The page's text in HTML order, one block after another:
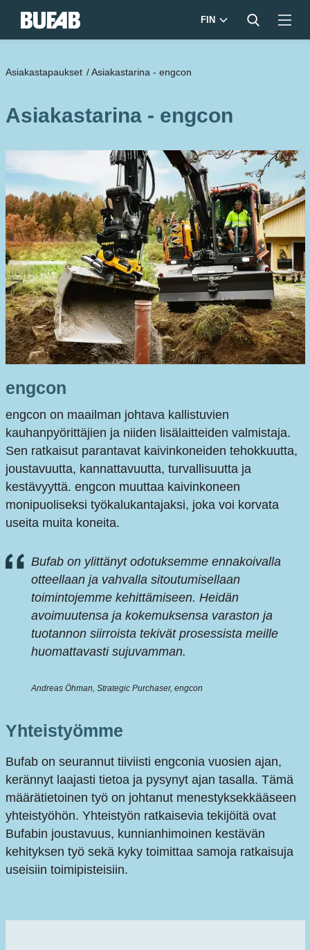
FIN
Asiakastapaukset /Asiakastarina - engcon
Asiakastarina - engcon
engcon
engcon on maailman johtava kallistuvien
kauhanpyörittäjien ja niiden lisälaitteiden valmistaja.
Sen ratkaisut parantavat kaivinkoneiden tehokkuutta,
joustavuutta, kannattavuutta, turvallisuutta ja
kestävyyttä. engcon muuttaa kaivinkoneen
monipuoliseksi työkalukantajaksi, joka voi korvata
useita muita koneita.
Bufab on ylittänyt odotuksemme ennakoivalla
otteellaan ja vahvalla sitoutumisellaan
toimintojemme kehittämiseen. Heidän
avoimuutensa ja kokemuksensa varaston ja
tuotannon siirroista tekivät prosessista meille
huomattavasti sujuvamman.
Andreas Öhman, Strategic Purchaser, engcon
Yhteistyömme
Bufab on seurannut tiiviisti engconia vuosien ajan,
kerännyt laajasti tietoa ja pysynyt ajan tasalla. Tämä
määrätietoinen työ on johtanut menestyksekkääseen
yhteistyöhön. Yhteistyön ratkaisevia tekijöitä ovat
Bufabin joustavuus, kunnianhimoinen kestävän
kehityksen työ sekä kyky toimittaa samoja ratkaisuja
useisiin toimipisteisiin.